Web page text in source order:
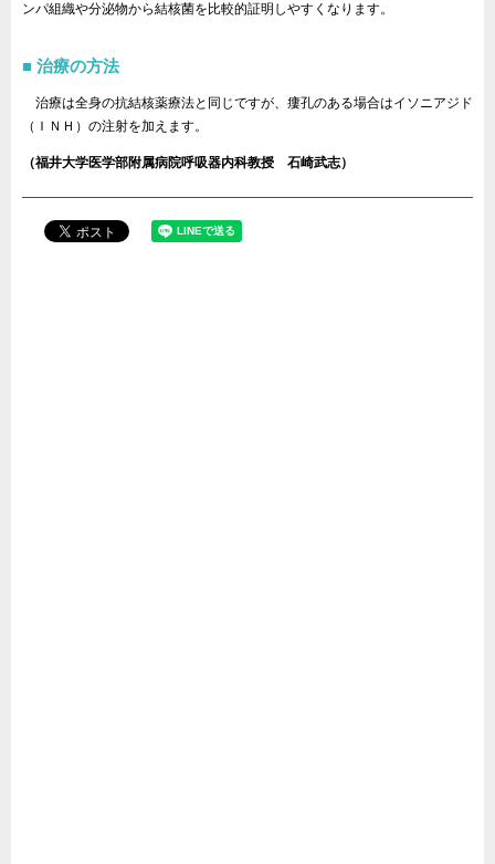
ンパ組織や分泌物から結核菌を比較的証明しやすくなります。
治療の方法
治療は全身の抗結核薬療法と同じですが、瘻孔のある場合はイソニアジド
（ＩＮＨ）の注射を加えます。
（福井大学医学部附属病院呼吸器内科教授 石崎武志）